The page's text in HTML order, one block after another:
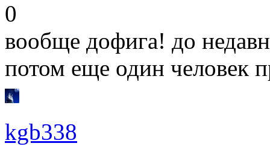
0
вообще дофига! до
потом еще один человек
kgb338